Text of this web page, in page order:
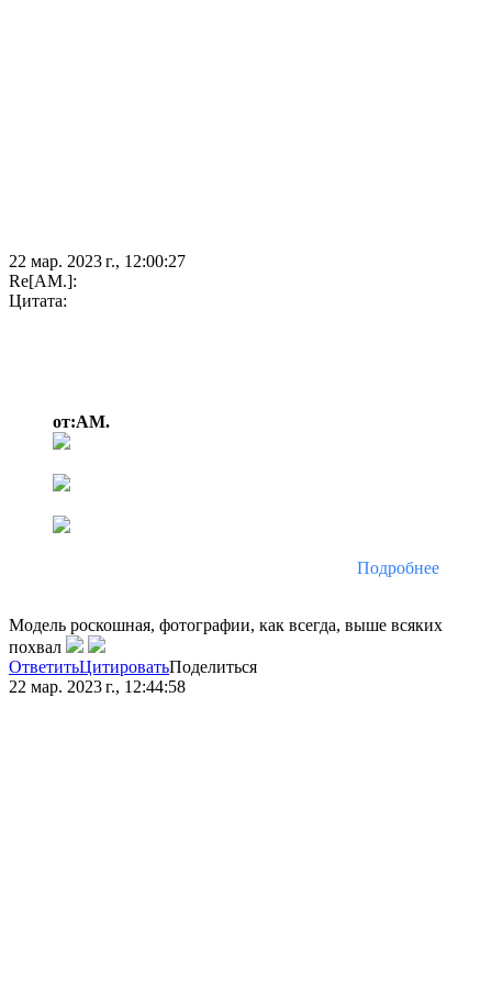
22 мар. 2023 г., 12:00:27
Re[AM.]:
Цитата:
от:AM.
Подробнее
Модель роскошная, фотографии, как всегда, выше всяких
похвал
ОтветитьЦитироватьПоделиться
22 мар. 2023 г., 12:44:58